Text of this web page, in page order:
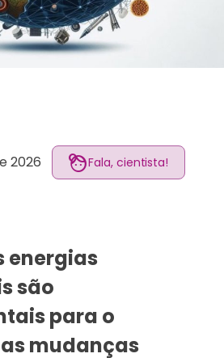
2026 face_4Fala, cientista!
energias
são
para o
mudanças